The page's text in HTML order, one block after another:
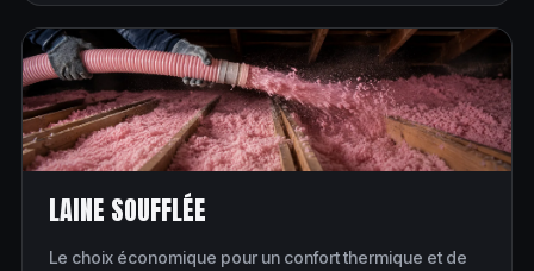
LAINE SOUFFLÉE
Le choix économique pour un confort thermique et de